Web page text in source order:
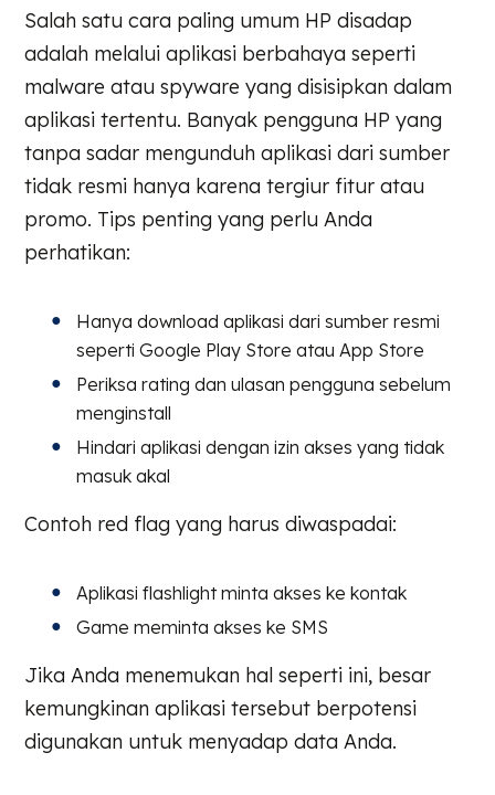
Salah satu cara paling umum HP disadap
adalah melalui aplikasi berbahaya seperti
malware atau spyware yang disisipkan dalam
aplikasi tertentu. Banyak pengguna HP yang
tanpa sadar mengunduh aplikasi dari sumber
tidak resmi hanya karena tergiur fitur atau
promo. Tips penting yang perlu Anda
perhatikan:
Hanya download aplikasi dari sumber resmi
seperti Google Play Store atau App Store
Periksa rating dan ulasan pengguna sebelum
menginstall
Hindari aplikasi dengan izin akses yang tidak
masuk akal
Contoh red flag yang harus diwaspadai:
Aplikasi flashlight minta akses ke kontak
Game meminta akses ke SMS
Jika Anda menemukan hal seperti ini, besar
kemungkinan aplikasi tersebut berpotensi
digunakan untuk menyadap data Anda.